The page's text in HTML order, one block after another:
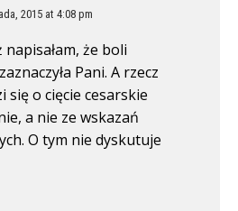
2015 at 4:08 pm
że boli
Pani. A rzecz
się o cięcie cesarskie
a nie ze wskazań
O tym nie dyskutuje